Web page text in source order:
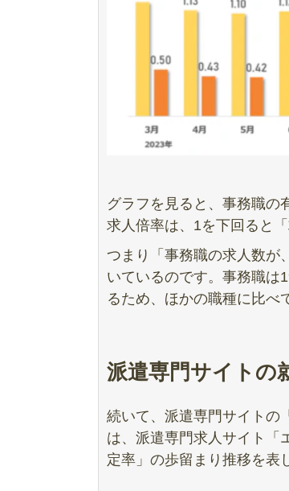
グラフを見ると、事務職の
求人倍率は、1を下回ると
つまり「事務職の求人数が
いているのです。事務職は
るため、ほかの職種に比べ
派遣専門サイトの
続いて、派遣専門サイトの
は、派遣専門求人サイト
定率」の歩留まり推移を表